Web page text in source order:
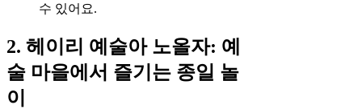
수 있어요.
2. 헤이리 예술아 노올자: 예
술 마을에서 즐기는 종일 놀
이